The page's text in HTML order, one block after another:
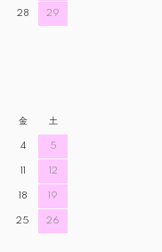
28 29
金 土
4 5
11 12
18 19
25 26